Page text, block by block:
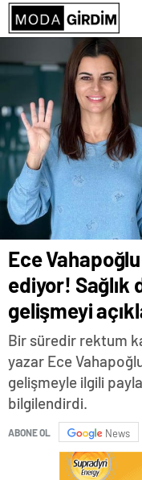
Ece
ediyor! Sağlık
gelişmeyi
Bir süredir rektum
yazar Ece
gelişmeyle ilgili
bilgilendirdi.
ABONE OL News
Baylan'dan tepki